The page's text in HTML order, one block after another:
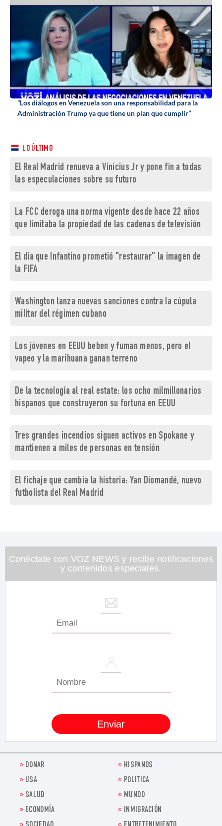
“Los diálogos en Venezuela son una responsabilidad para la
Administración Trump ya que tiene un plan que cumplir”
LO ÚLTIMO
El Real Madrid renueva a Vinícius Jr y pone fin a todas
las especulaciones sobre su futuro
La FCC deroga una norma vigente desde hace 22 años
que limitaba la propiedad de las cadenas de televisión
El día que Infantino prometió "restaurar" la imagen de
la FIFA
Washington lanza nuevas sanciones contra la cúpula
militar del régimen cubano
Los jóvenes en EEUU beben y fuman menos, pero el
vapeo y la marihuana ganan terreno
De la tecnología al real estate: los ocho milmillonarios
hispanos que construyeron su fortuna en EEUU
Tres grandes incendios siguen activos en Spokane y
mantienen a miles de personas en tensión
El fichaje que cambia la historia: Yan Diomandé, nuevo
futbolista del Real Madrid
Conéctate con VOZ NEWS y recibe notificaciones
y contenidos especiales.
DONAR
HISPANOS
USA
POLITICA
SALUD
MUNDO
ECONOMÍA
INMIGRACIÓN